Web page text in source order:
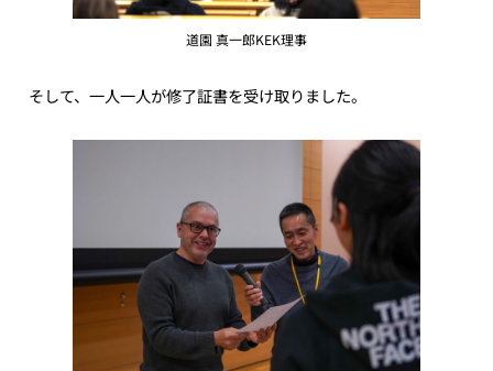
道園 真一郎KEK理事
そして、一人一人が修了証書を受け取りました。